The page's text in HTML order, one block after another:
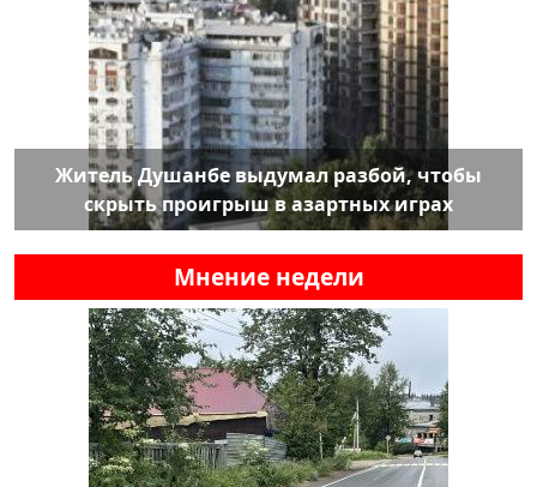
Житель Душанбе выдумал разбой, чтобы
скрыть проигрыш в азартных играх
Мнение недели